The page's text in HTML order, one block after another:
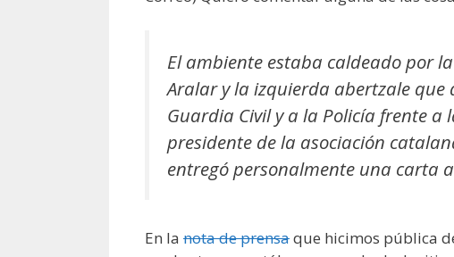
El ambiente estaba caldeado por
Aralar y la izquierda abertzale
Guardia Civil y a la Policía frente
presidente de la asociación
entregó personalmente una carta
En la nota de prensaque hicimos pública